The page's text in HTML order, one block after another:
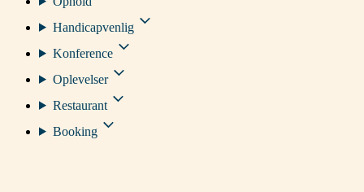
Handicapvenlig
Konference
Oplevelser
Restaurant
Booking